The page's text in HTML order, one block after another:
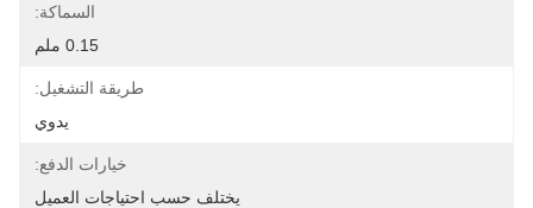
السماكة:
0.15 ملم
طريقة التشغيل:
يدوي
خيارات الدفع:
يختلف حسب احتياجات العميل